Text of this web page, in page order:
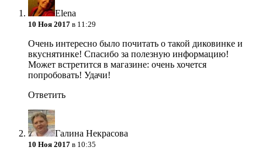
Elena
10 Ноя 2017 в 11:29
Очень интересно было почитать о такой диковинке и
вкуснятинке! Спасибо за полезную информацию!
Может встретится в магазине: очень хочется
попробовать! Удачи!
Ответить
Галина Некрасова
10 Ноя 2017 в 10:35